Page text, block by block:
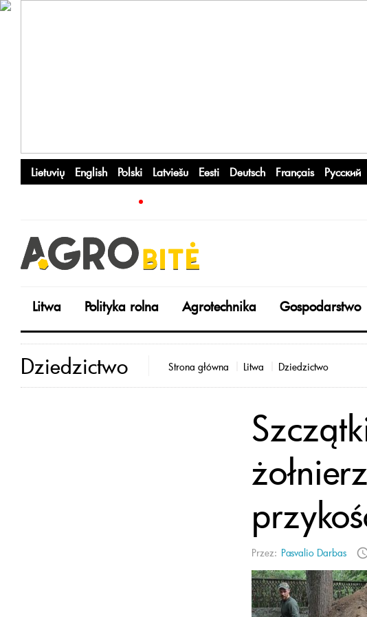
Lietuvių English Polski Latviešu Eesti Deutsch Français Русский
Litwa Polityka rolna Agrotechnika Gospodarstwo
Dziedzictwo Strona główna Litwa Dziedzictwo
Przez: Pasvalio Darbas